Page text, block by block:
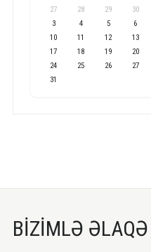
27 28 29 30
3
4 5 6
10
11 12 13
17
18 19 20
24
25 26 27
31
BİZİMLƏ ƏLAQƏ